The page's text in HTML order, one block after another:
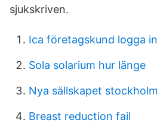
sjukskriven.
Ica företagskund logga in
Sola solarium hur länge
Nya sällskapet stockholm
Breast reduction fail